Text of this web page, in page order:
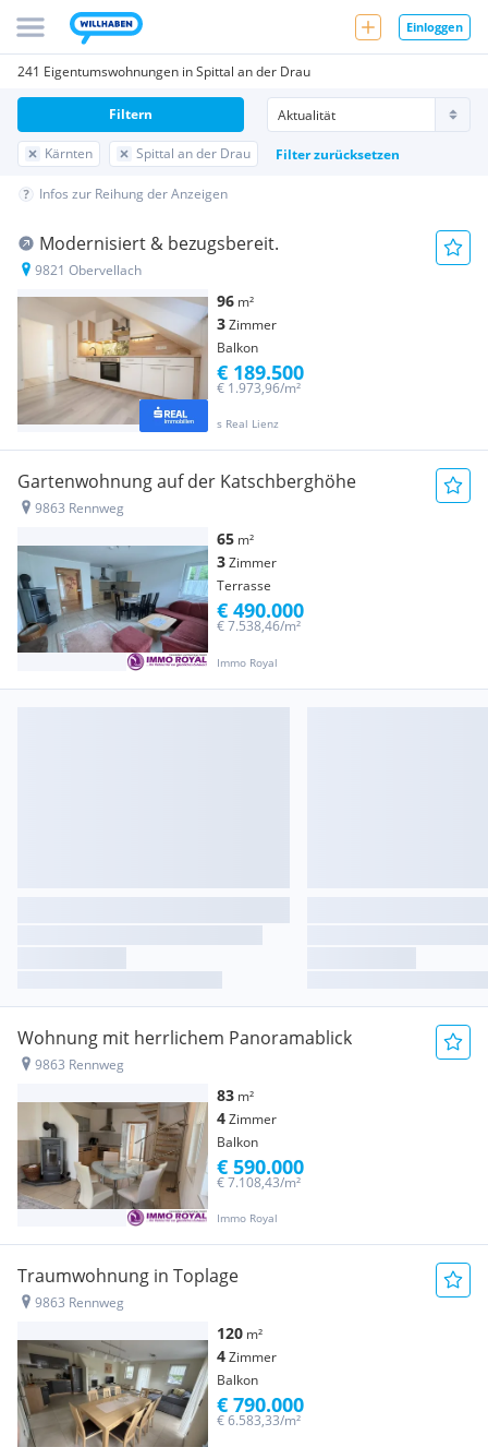
Einloggen
241 Eigentumswohnungen in Spittal an der Drau
Kärnten Spittal an der Drau Filter zurücksetzen
Filtern
Infos zur Reihung der Anzeigen
Modernisiert & bezugsbereit.
9821 Obervellach
96 m²
3Zimmer
Balkon
s Real Lienz
€ 1.973,96/m²
€ 189.500
Gartenwohnung auf der Katschberghöhe
9863 Rennweg
65 m²
3Zimmer
Terrasse
Immo Royal
€ 7.538,46/m²
€ 490.000
Wohnung mit herrlichem Panoramablick
9863 Rennweg
83 m²
4Zimmer
Balkon
Immo Royal
€ 7.108,43/m²
€ 590.000
Traumwohnung in Toplage
9863 Rennweg
120 m²
4Zimmer
Balkon
€ 6.583,33/m²
€ 790.000